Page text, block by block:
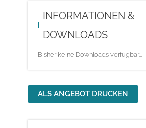
INFORMATIONEN &
DOWNLOADS
Bisher keine Downloads verfügbar...
ALS ANGEBOT DRUCKEN